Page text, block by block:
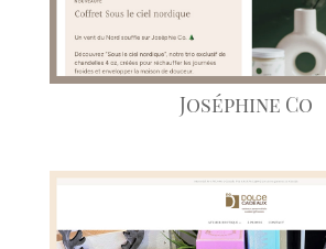
Joséphine Co